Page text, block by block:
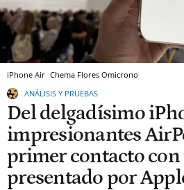
iPhone Air Chema Flores Omicrono
ANÁLISIS Y PRUEBAS
Del delgadísimo
impresionantes
primer contacto
presentado por